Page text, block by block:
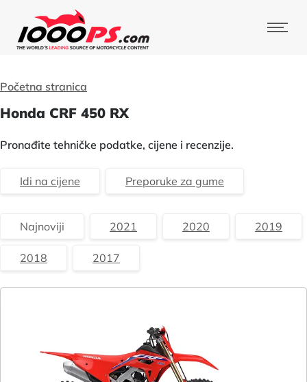
Početna stranica
Honda CRF 450 RX
Pronađite tehničke podatke, cijene i recenzije.
Idi na cijene Preporuke za gume
Najnoviji 2021 2020 2019
2018 2017